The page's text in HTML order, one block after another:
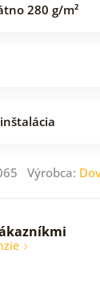
280 g/m²
Výrobca: